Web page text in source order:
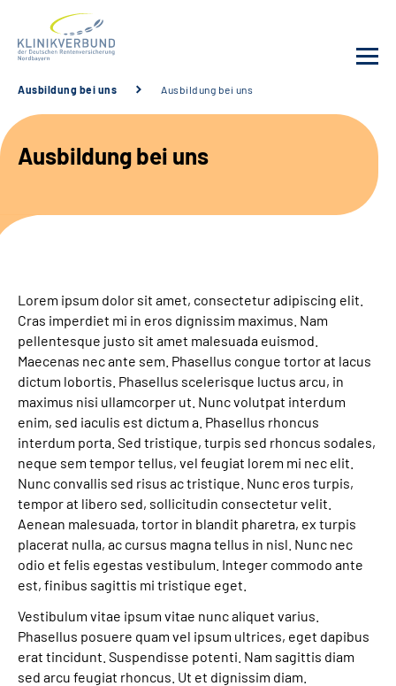
Unsere Kliniken
Behandlungsangebot
Sozialdienste & Zuweisende
Erweiterte Suche
Gebärdensprache
Leichte Sprache
Ausbildung bei uns Ausbildung bei uns
Ausbildung bei uns
Lorem ipsum dolor sit amet, consectetur adipiscing elit.
Cras imperdiet mi in eros dignissim maximus. Nam
pellentesque justo sit amet malesuada euismod.
Maecenas nec ante sem. Phasellus congue tortor at lacus
dictum lobortis. Phasellus scelerisque luctus arcu, in
maximus nisi ullamcorper ut. Nunc volutpat interdum
enim, sed iaculis est dictum a. Phasellus rhoncus
interdum porta. Sed tristique, turpis sed rhoncus sodales,
neque sem tempor tellus, vel feugiat lorem mi nec elit.
Nunc convallis sed risus ac tristique. Nunc eros turpis,
tempor at libero sed, sollicitudin consectetur velit.
Aenean malesuada, tortor in blandit pharetra, ex turpis
placerat nulla, ac cursus magna tellus in nisl. Nunc nec
odio et felis egestas vestibulum. Integer commodo ante
est, finibus sagittis mi tristique eget.
Vestibulum vitae ipsum vitae nunc aliquet varius.
Phasellus posuere quam vel ipsum ultrices, eget dapibus
erat tincidunt. Suspendisse potenti. Nam sagittis diam
sed arcu feugiat rhoncus. Ut et dignissim diam.